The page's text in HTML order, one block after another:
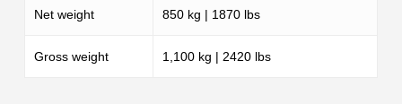
Net weight 850 kg | 1870 lbs
Gross weight 1,100 kg | 2420 lbs